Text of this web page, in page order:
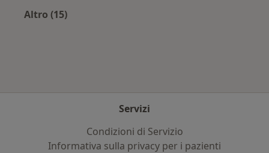
Altro (15)
Servizi
Condizioni di Servizio
Informativa sulla privacy per i pazienti